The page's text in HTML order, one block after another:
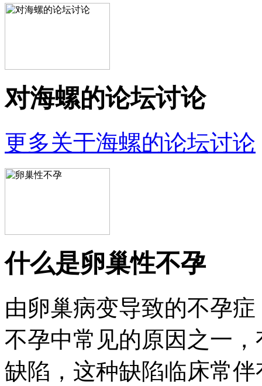
对海螺的论坛讨论
更多关于海螺的论坛讨论
什么是卵巢性不孕
由卵巢病变导致的不孕
不孕中常见的原因之一
缺陷，这种缺陷临床常